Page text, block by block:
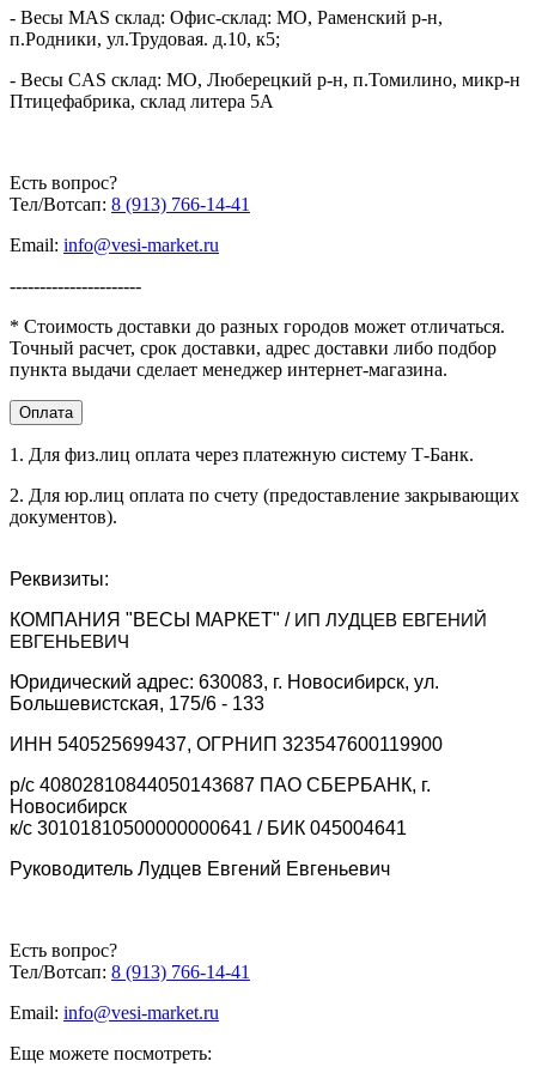
- либо заказать обратный звонок;
- либо написать на почтуinfo@vesi-market.ru;
Производство - Южная Корея
Корпорация «MERCURY WP TECH GROUP CO., LTD.»,
Щелковский район, Медвежьи Озера д, Сосновая ул, дом No1,
перегрузки
Тип клавиатуры
Промышленный сенсор
Защита от коррозии
Гальванизация
Регулируемые
Да
Габариты упаковки,
390 x380 x160
«MERCURY WP TECH GROUP CO.,
Гарантия
24 месяца
Страна
производитель
Южная Корея
- Весы MAS склад: Офис-склад: МО, Раменский р-н,
п.Родники, ул.Трудовая. д.10, к5;
- Весы CAS склад: МО, Люберецкий р-н, п.Томилино, микр-н
Птицефабрика, склад литера 5А
Есть вопрос?
Тел/Вотсап: 8 (913) 766-14-41
Email: info@vesi-market.ru
----------------------
* Стоимость доставки до разных городов может отличаться.
Точный расчет, срок доставки, адрес доставки либо подбор
пункта выдачи сделает менеджер интернет-магазина.
Оплата
1. Для физ.лиц оплата через платежную систему Т-Банк.
2. Для юр.лиц оплата по счету (предоставление закрывающих
документов).
Реквизиты:
КОМПАНИЯ "ВЕСЫ МАРКЕТ" / ИП ЛУДЦЕВ ЕВГЕНИЙ
ЕВГЕНЬЕВИЧ
Юридический адрес: 630083, г. Новосибирск, ул.
Большевистская, 175/6 - 133
ИНН 540525699437, ОГРНИП 323547600119900
р/с 40802810844050143687 ПАО СБЕРБАНК, г.
Новосибирск
к/с 30101810500000000641 / БИК 045004641
Руководитель Лудцев Евгений Евгеньевич
Есть вопрос?
Тел/Вотсап: 8 (913) 766-14-41
Email: info@vesi-market.ru
Еще можете посмотреть: